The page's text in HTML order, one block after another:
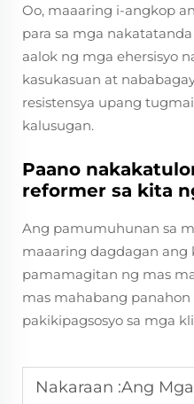
Oo, maaaring i-angkop
para sa mga
aalok ng mga ehersisyo
kasukasuan at
resistensya upang
kalusugan.
Paano
reformer sa kita
Ang pamumuhunan sa
maaaring dagdagan ang
pamamagitan ng mas
mas mahabang
pakikipagsosyo sa mga
Nakaraan :Ang Mga Benepisyo ng